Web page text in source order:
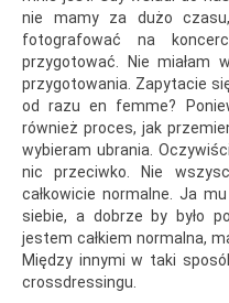
nie mamy za dużo
fotografować na
przygotować. Nie miałam
przygotowania. Zapytacie
od razu en femme?
również proces, jak
wybieram ubrania.
nic przeciwko. Nie
całkowicie normalne. Ja
siebie, a dobrze by było
jestem całkiem normalna,
Między innymi w taki
crossdressingu.